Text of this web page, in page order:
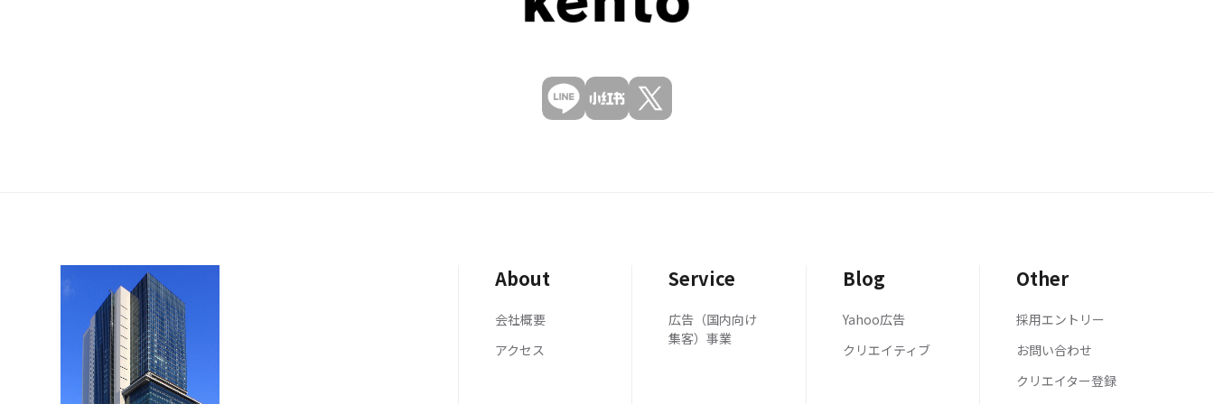
About
会社概要
アクセス
Service
広告（国内向け
集客）事業
Blog
Yahoo広告
クリエイティブ
Other
採用エントリー
お問い合わせ
クリエイター登録